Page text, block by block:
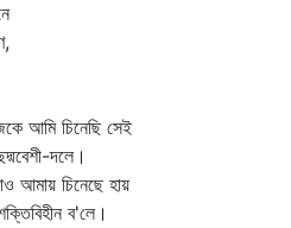
সেই
হায়